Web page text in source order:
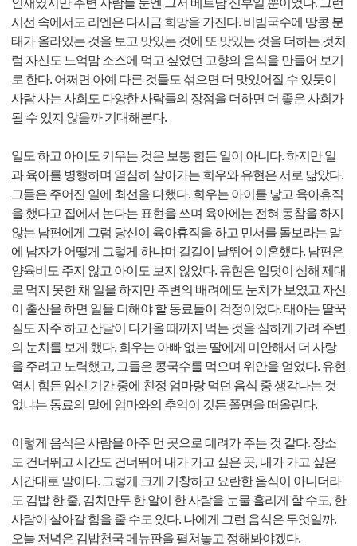
시선 속에서도 리엔은 다시금 희망을 가진다. 비빔국수에 땅콩 분
태가 올라있는 것을 보고 맛있는 것에 또 맛있는 것을 더하는 것처
럼 자신도 느억맘 소스에 먹고 싶었던 고향의 음식을 만들어 보기
로 한다. 어쩌면 아예 다른 것들도 섞으면 더 맛있어질 수 있듯이
사람 사는 사회도 다양한 사람들의 장점을 더하면 더 좋은 사회가
될 수 있지 않을까 기대해본다.
일도 하고 아이도 키우는 것은 보통 힘든 일이 아니다. 하지만 일
과 육아를 병행하며 열심히 살아가는 희우와 유현은 서로 닮았다.
그들은 주어진 일에 최선을 다했다. 희우는 아이를 낳고 육아휴직
을 했다고 집에서 논다는 표현을 쓰며 육아에는 전혀 동참을 하지
않는 남편에게 그럼 당신이 육아휴직을 하고 민서를 돌보라는 말
에 남자가 어떻게 그렇게 하냐며 길길이 날뛰어 이혼했다. 남편은
양육비도 주지 않고 아이도 보지 않았다. 유현은 입덧이 심해 제대
로 먹지 못한 채 일을 하지만 주변의 배려에도 눈치가 보였고 자신
이 출산을 하면 일을 더해야 할 동료들이 걱정이었다. 태아는 딸꾹
질도 자주 하고 산달이 다가올 때까지 먹는 것을 심하게 가려 주변
의 눈치를 보게 했다. 희우는 아빠 없는 딸에게 미안해서 더 사랑
을 주려고 노력했고, 그들은 콩국수를 먹으며 위안을 얻었다. 유현
역시 힘든 임신 기간 중에 친정 엄마랑 먹던 음식 중 생각나는 것
없냐는 동료의 말에 엄마와의 추억이 깃든 쫄면을 떠올린다.
이렇게 음식은 사람을 아주 먼 곳으로 데려가 주는 것 같다. 장소
도 건너뛰고 시간도 건너뛰어 내가 가고 싶은 곳, 내가 가고 싶은
시간대로 말이다. 그렇게 크게 거창하고 요란한 음식이 아니더라
도 김밥 한 줄, 김치만두 한 알이 한 사람을 눈물 흘리게 할 수도, 한
사람이 살아갈 힘을 줄 수도 있다. 나에게 그런 음식은 무엇일까.
오늘 저녁은 김밥천국 메뉴판을 펼쳐놓고 정해봐야겠다.